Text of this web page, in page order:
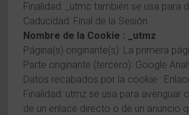
Finalidad: _utmc también se usa para
Caducidad: Final de la Sesión
Nombre de la Cookie : _utmz
Página(s) originante(s): La primera
Parte originante (tercero): Google
Datos recabados por la cookie :
Finalidad: utmz se usa para
de un enlace directo o de un anuncio